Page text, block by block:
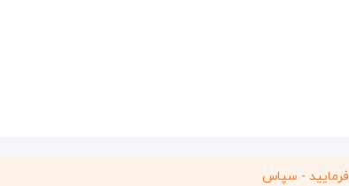
- سپاس